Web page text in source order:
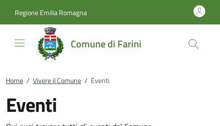
Regione Emilia Romagna
Comune di Farini
Home / Vivere il Comune / Eventi
Eventi